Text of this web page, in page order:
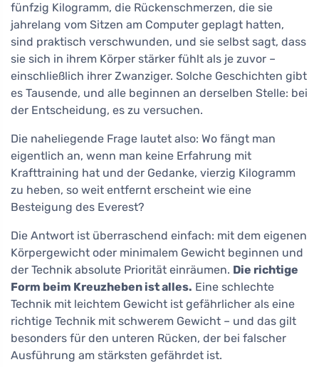
fünfzig Kilogramm, die Rückenschmerzen, die sie
jahrelang vom Sitzen am Computer geplagt hatten,
sind praktisch verschwunden, und sie selbst sagt, dass
sie sich in ihrem Körper stärker fühlt als je zuvor –
einschließlich ihrer Zwanziger. Solche Geschichten gibt
es Tausende, und alle beginnen an derselben Stelle: bei
der Entscheidung, es zu versuchen.
Die naheliegende Frage lautet also: Wo fängt man
eigentlich an, wenn man keine Erfahrung mit
Krafttraining hat und der Gedanke, vierzig Kilogramm
zu heben, so weit entfernt erscheint wie eine
Besteigung des Everest?
Die Antwort ist überraschend einfach: mit dem eigenen
Körpergewicht oder minimalem Gewicht beginnen und
der Technik absolute Priorität einräumen. Die richtige
Form beim Kreuzheben ist alles. Eine schlechte
Technik mit leichtem Gewicht ist gefährlicher als eine
richtige Technik mit schwerem Gewicht – und das gilt
besonders für den unteren Rücken, der bei falscher
Ausführung am stärksten gefährdet ist.